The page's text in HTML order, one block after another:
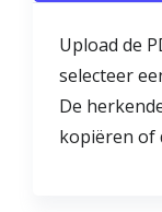
Upload de
selecteer
De
kopiëren of